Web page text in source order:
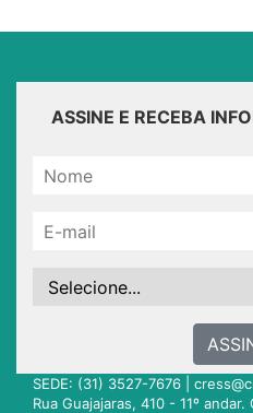
ASSINE E RECEBA
SEDE: (31) 3527-7676 |
Rua Guajajaras, 410 - 11º